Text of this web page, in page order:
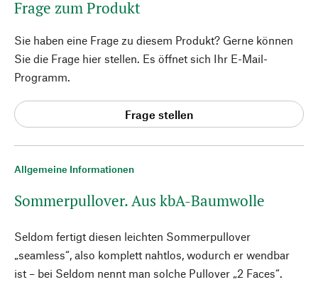
Allgemeine Informationen
Sommerpullover. Aus kbA-Baumwolle
Seldom fertigt diesen leichten Sommerpullover
„seamless“, also komplett nahtlos, wodurch er wendbar
ist – bei Seldom nennt man solche Pullover „2 Faces“.
Frage zum Produkt
Sie haben eine Frage zu diesem Produkt? Gerne können
Sie die Frage hier stellen. Es öffnet sich Ihr E-Mail-
Programm.
Frage stellen